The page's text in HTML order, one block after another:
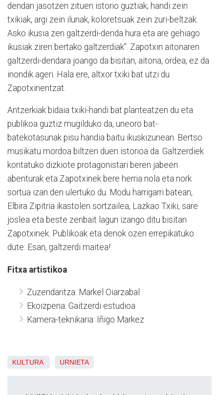
dendan jasotzen zituen istorio guztiak; handi zein
txikiak, argi zein ilunak, koloretsuak zein zuri-beltzak.
Asko ikusia zen galtzerdi-denda hura eta are gehiago
ikusiak ziren bertako galtzerdiak”. Zapotxin aitonaren
galtzerdi-dendara joango da bisitan, aitona, ordea, ez da
inondik ageri. Hala ere, altxor txiki bat utzi du
Zapotxinentzat.
Antzerkiak bidaia txiki-handi bat planteatzen du eta
publikoa guztiz mugilduko da, uneoro bat-
batekotasunak pisu handia baitu ikuskizunean. Bertso
musikatu mordoa biltzen duen istorioa da. Galtzerdiek
kontatuko dizkiote protagonistari beren jabeen
abenturak eta Zapotxinek bere herria nola eta nork
sortua izan den ulertuko du. Modu harrigarri batean,
Elbira Zipitria ikastolen sortzailea, Lazkao Txiki, sare
joslea eta beste zenbait lagun izango ditu bisitan
Zapotxinek. Publikoak eta denok ozen errepikatuko
dute: Esan, galtzerdi maitea!
Fitxa artistikoa
Zuzendaritza: Markel Oiarzabal
Ekoizpena: Gaitzerdi estudioa
Kamera-teknikaria: Iñigo Markez
KULTURA URNIETA